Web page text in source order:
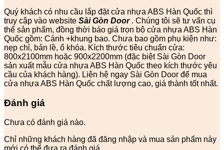
Quý khách có nhu cầu lắp đặt cửa nhựa ABS Hàn Quốc thì
truy cập vào website Sài Gòn Door. Chúng tôi sẽ tư vấn cụ
thể sản phẩm, đồng thời báo giá trọn bộ cửa nhựa ABS Hàn
Quốc gồm: Cánh +khung bao. Chưa bao gồm phụ kiện như:
nẹp chỉ, bản lề, ổ khóa. Kích thước tiêu chuẩn cửa:
800x2100mm hoặc 900x2200mm (đặc biệt Sài Gòn Door
sản xuất mẫu cửa nhựa ABS Hàn Quốc theo kích thước yêu
cầu của khách hàng). Liên hệ ngay Sài Gòn Door để mua
cửa nhựa ABS Hàn Quốc chất lượng cao, giá thành tốt nhất.
Đánh giá
Chưa có đánh giá nào.
Chỉ những khách hàng đã đăng nhập và mua sản phẩm này
mới có thể đưa ra đánh giá.